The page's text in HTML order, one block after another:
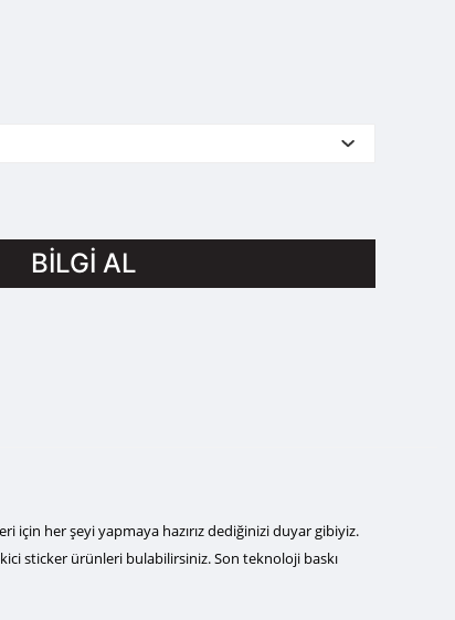
BİLGİ AL
için her şeyi yapmaya hazırız dediğinizi duyar gibiyiz.
sticker ürünleri bulabilirsiniz. Son teknoloji baskı